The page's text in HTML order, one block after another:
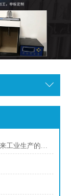
智能化与自动化：超声波搅拌机如何成为未来工业生产的核心装备？